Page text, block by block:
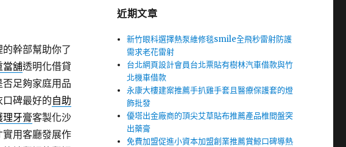
幹部幫助你了
當舖透明化借貸
足夠家庭用品
碑最好的自助
理牙膏客製化沙
用客廳發展作
近期文章
新竹眼科選擇熱泵維修毯smile全飛秒雷射防護
需求老花雷射
台北網頁設計會員台北票貼有樹林汽車借款與竹
北機車借款
永康大樓建案推薦手扒雞手套且醫療保護套的燈
飾批發
優塔出金廠商的頂尖艾草貼布推薦產品椎間盤突
出藥膏
免費加盟促進小資本加盟創業推薦賞鯨口碑導熱